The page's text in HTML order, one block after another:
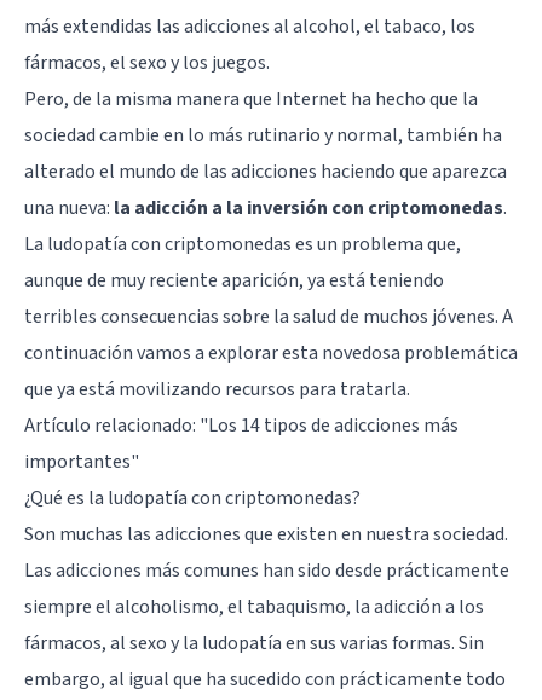
más extendidas las adicciones al alcohol, el tabaco, los
fármacos, el sexo y los juegos.
Pero, de la misma manera que Internet ha hecho que la
sociedad cambie en lo más rutinario y normal, también ha
alterado el mundo de las adicciones haciendo que aparezca
una nueva: la adicción a la inversión con criptomonedas.
La ludopatía con criptomonedas es un problema que,
aunque de muy reciente aparición, ya está teniendo
terribles consecuencias sobre la salud de muchos jóvenes. A
continuación vamos a explorar esta novedosa problemática
que ya está movilizando recursos para tratarla.
Artículo relacionado: "Los 14 tipos de adicciones más
importantes"
¿Qué es la ludopatía con criptomonedas?
Son muchas las adicciones que existen en nuestra sociedad.
Las adicciones más comunes han sido desde prácticamente
siempre el alcoholismo, el tabaquismo, la adicción a los
fármacos, al sexo y la ludopatía en sus varias formas. Sin
embargo, al igual que ha sucedido con prácticamente todo